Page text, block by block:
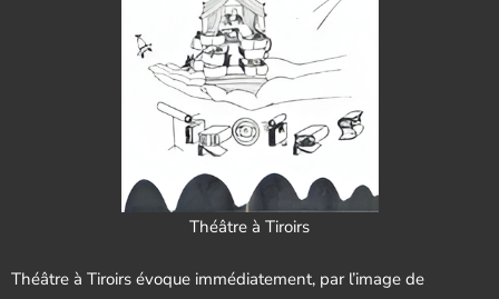
Théâtre à Tiroirs
Théâtre à Tiroirs évoque immédiatement, par l’image de